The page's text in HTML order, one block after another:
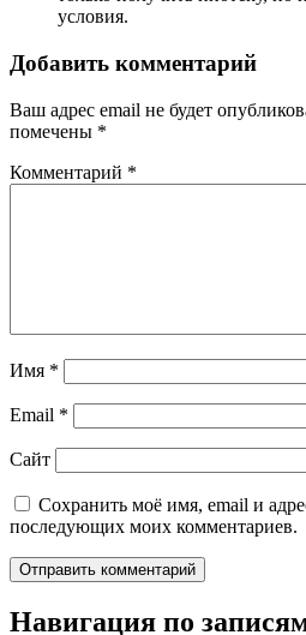
условия.
Добавить комментарий
Ваш адрес email не будет
помечены *
Комментарий *
Имя *
Email *
Сайт
Сохранить моё имя, email и
последующих моих комментариев.
Навигация по